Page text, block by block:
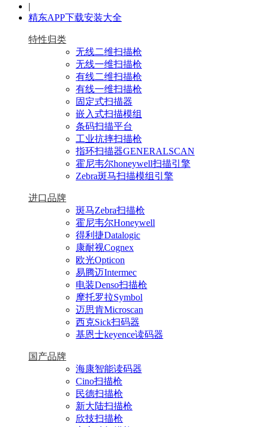
|
精东APP下载安装大全
特性归类
无线二维扫描枪
无线一维扫描枪
有线二维扫描枪
有线一维扫描枪
固定式扫描器
嵌入式扫描模组
条码扫描平台
工业抗摔扫描枪
指环扫描器GENERALSCAN
霍尼韦尔honeywell扫描引擎
Zebra斑马扫描模组引擎
进口品牌
斑马Zebra扫描枪
霍尼韦尔Honeywell
得利捷Datalogic
康耐视Cognex
欧光Opticon
易腾迈Intermec
电装Denso扫描枪
摩托罗拉Symbol
迈思肯Microscan
西克Sick扫码器
基恩士keyence读码器
国产品牌
海康智能读码器
Cino扫描枪
民德扫描枪
新大陆扫描枪
欣技扫描枪